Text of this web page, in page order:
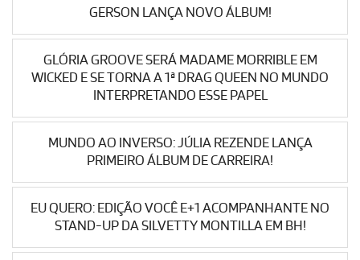
GERSON LANÇA NOVO ÁLBUM!
GLÓRIA GROOVE SERÁ MADAME MORRIBLE EM
WICKED E SE TORNA A 1ª DRAG QUEEN NO MUNDO
INTERPRETANDO ESSE PAPEL
MUNDO AO INVERSO: JÚLIA REZENDE LANÇA
PRIMEIRO ÁLBUM DE CARREIRA!
EU QUERO: EDIÇÃO VOCÊ E+1 ACOMPANHANTE NO
STAND-UP DA SILVETTY MONTILLA EM BH!